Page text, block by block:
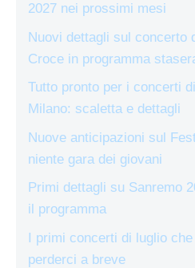
2027 nei prossimi mesi
Nuovi dettagli sul concerto
Croce in programma
Tutto pronto per i concerti
Milano: scaletta e dettagli
Nuove anticipazioni sul
niente gara dei giovani
Primi dettagli su Sanremo
il programma
I primi concerti di luglio
perderci a breve